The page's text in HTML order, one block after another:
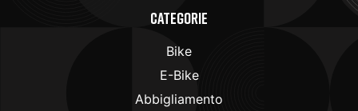
Categorie
Bike
E-Bike
Abbigliamento